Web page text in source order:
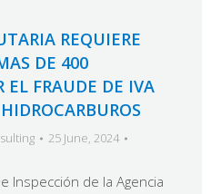
REQUIERE
DE 400
EL FRAUDE DE IVA
25 June, 2024
Inspección de la Agencia